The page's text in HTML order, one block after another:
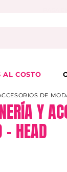
AL COSTO
DE
Y
– HEAD